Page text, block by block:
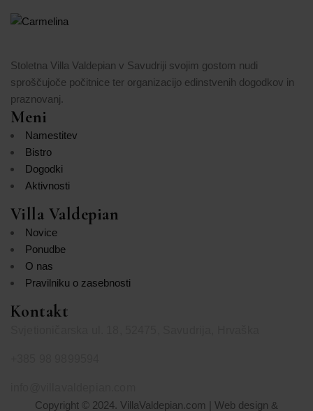
Stoletna Villa Valdepian v Savudriji svojim gostom nudi
sproščujoče počitnice ter organizacijo edinstvenih dogodkov in
praznovanj.
Meni
Namestitev
Bistro
Dogodki
Aktivnosti
Villa Valdepian
Novice
Ponudbe
O nas
Pravilniku o zasebnosti
Kontakt
Copyright © 2024. VillaValdepian.com | Web design &